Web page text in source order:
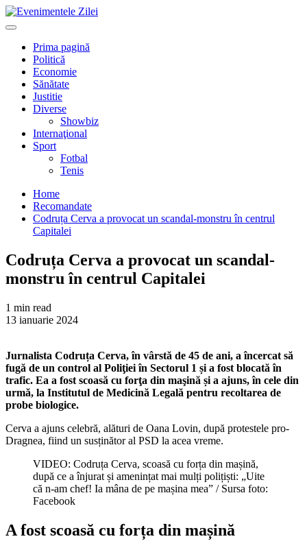
Mergi
la
Primary
Prima pagină
Politică
Economie
Sănătate
Justitie
Diverse
Showbiz
Internaţional
Sport
Fotbal
Tenis
Home
Recomandate
Codruța Cerva a provocat un scandal-monstru în centrul
Capitalei
Codruța Cerva a provocat un scandal-
monstru în centrul Capitalei
1 min read
13 ianuarie 2024
Jurnalista Codruța Cerva, în vârstă de 45 de ani, a încercat să
fugă de un control al Poliţiei în Sectorul 1 și a fost blocată în
trafic. Ea a fost scoasă cu forţa din maşină și a ajuns, în cele din
urmă, la Institutul de Medicină Legală pentru recoltarea de
probe biologice.
Cerva a ajuns celebră, alături de Oana Lovin, după protestele pro-
Dragnea, fiind un susținător al PSD la acea vreme.
VIDEO: Codruța Cerva, scoasă cu forța din mașină,
după ce a înjurat și amenințat mai mulți polițiști: „Uite
că n-am chef! Ia mâna de pe mașina mea” / Sursa foto:
Facebook
A fost scoasă cu forța din mașină